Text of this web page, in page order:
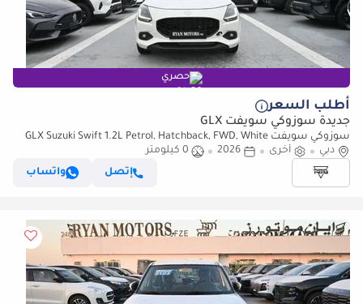
حصري
أطلب السعر
جديدة سوزوكي سويفت GLX
سوزوكي سويفت GLX Suzuki Swift 1.2L Petrol, Hatchback, FWD, White
Dual Tone, Model 2026
دبي أخرى 2026
0 كيلومتر
إتصل
واتساب